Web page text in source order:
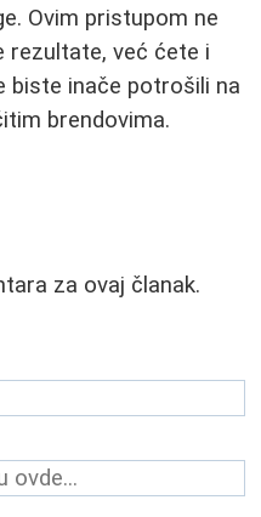
Ovim pristupom ne
već ćete i
biste inače potrošili na
brendovima.
za ovaj članak.